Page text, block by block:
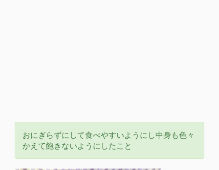
おにぎらずにして食べやすいようにし中身も色々
かえて飽きないようにしたこと